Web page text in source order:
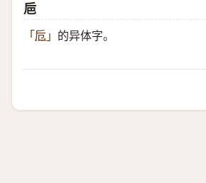
巵
「 卮 」 的异体字。